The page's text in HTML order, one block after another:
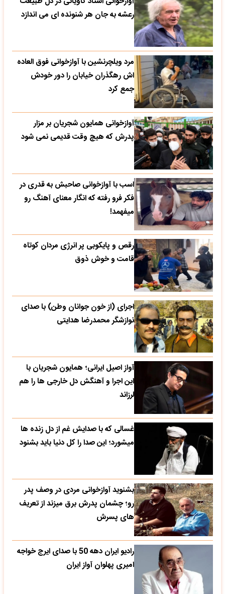
رعشه به جان هر شنونده ای می اندازد
مرد ویلچرنشین با آوازخوانی فوق العاده
اش رهگذران خیابان را دور خودش
جمع کرد
آوازخوانی همایون شجریان بر مزار
پدرش که هیچ وقت قدیمی نمی شود
اسب با آوازخوانی صاحبش به قدری در
فکر فرو رفته که انگار معنای آهنگ رو
میفهمد!
رقص و پایکوبی پر انرژی مردان کوتاه
قامت و خوش ذوق
اجرای (از خون جوانان وطن) با صدای
نوازشگر محمدرضا هدایتی
آواز اصیل ایرانی؛ همایون شجریان با
این اجرا و آهنگش دل خارجی ها را هم
لرزاند
غسالی که با صدایش غم از دل زنده ها
میشورد؛ این صدا را کل دنیا باید بشنود
بشنوید آوازخوانی مردی در وصف پدر
رو؛ چشمان پدرش برق میزند از تعریف
های پسرش
رادیو ایران دهه 50 با صدای ایرج خواجه
امیری پهلوان آواز ایران